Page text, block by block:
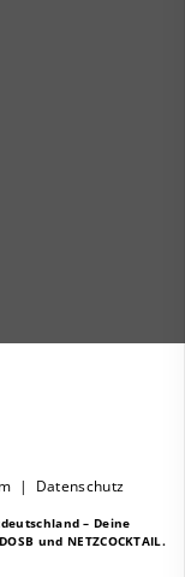
| Datenschutz
– Deine
und NETZCOCKTAIL.